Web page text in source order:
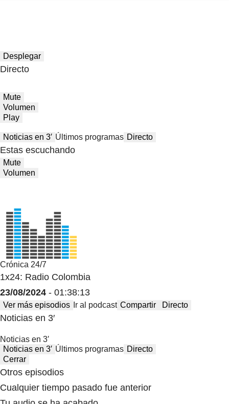
Desplegar
Directo
Mute
Volumen
Play
Noticias en 3′ Últimos programas Directo
Estas escuchando
Mute
Volumen
Crónica 24/7
1x24: Radio Colombia
23/08/2024 - 01:38:13
Ver más episodios Ir al podcast Compartir Directo
Noticias en 3′
Noticias en 3′
Noticias en 3′ Últimos programas Directo
Cerrar
Otros episodios
Cualquier tiempo pasado fue anterior